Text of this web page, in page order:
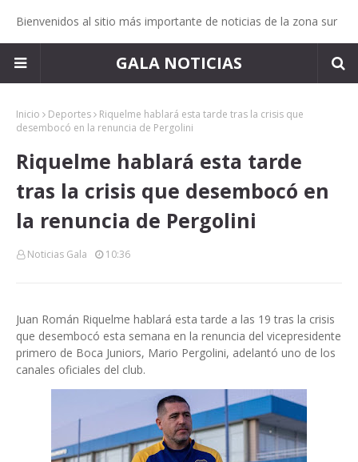
Bienvenidos al sitio más importante de noticias de la zona sur
GALA NOTICIAS
Inicio Deportes
Riquelme hablará esta tarde tras la crisis que
desembocó en la renuncia de Pergolini
Riquelme hablará esta tarde
tras la crisis que desembocó en
la renuncia de Pergolini
Noticias Gala 10:36
Juan Román Riquelme hablará esta tarde a las 19 tras la crisis
que desembocó esta semana en la renuncia del vicepresidente
primero de Boca Juniors, Mario Pergolini, adelantó uno de los
canales oficiales del club.